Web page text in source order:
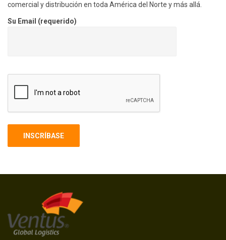
comercial y distribución en toda América del Norte y más allá.
Su Email (requerido)